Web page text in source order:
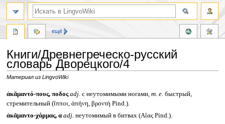
Книги/Древнегреческо-русский
словарь Дворецкого/4
Материал из LingvoWiki
Перейти
к
навигации
Перейти
к
поиску
ἀκᾰμαντό-πους, ποδος adj. с неутомимыми ногами, т. е. быстрый,
стремительный (ἵπποι, ἀπήνη, βροντή Pind.).
ἀκᾰμαντο-χάρμας, α adj. неутомимый в битвах (Αἴας Pind.).
ещё